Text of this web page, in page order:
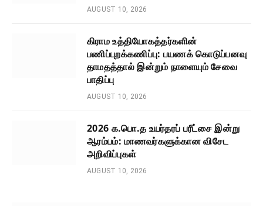
AUGUST 10, 2026
கிராம உத்தியோகத்தர்களின்
பணிப்புறக்கணிப்பு: பயணக் கொடுப்பனவு
தாமதத்தால் இன்றும் நாளையும் சேவை
பாதிப்பு
AUGUST 10, 2026
2026 க.பொ.த உயர்தரப் பரீட்சை இன்று
ஆரம்பம்: மாணவர்களுக்கான விசேட
அறிவிப்புகள்
AUGUST 10, 2026